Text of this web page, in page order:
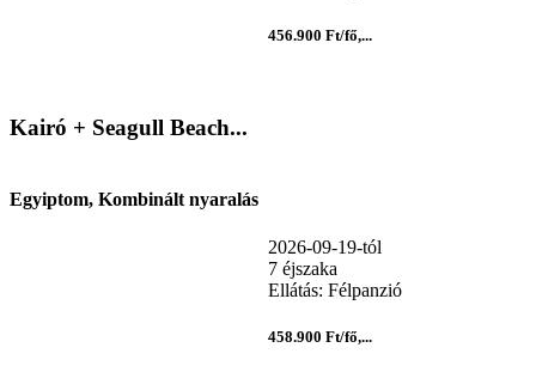
456.900 Ft/fő,...
Kairó + Seagull Beach...
Egyiptom, Kombinált nyaralás
2026-09-19-tól
7 éjszaka
Ellátás: Félpanzió
458.900 Ft/fő,...